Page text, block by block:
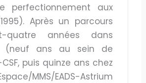
perfectionnement aux
Après un parcours
quatre années dans
(neuf ans au sein de
puis quinze ans chez
MMS/EADS-Astrium